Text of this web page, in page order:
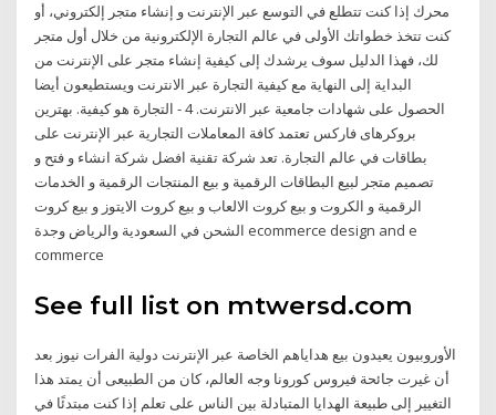
محرك إذا كنت تتطلع في التوسع عبر الإنترنت و إنشاء متجر إلكتروني، أو
كنت تتخذ خطواتك الأولى في عالم التجارة الإلكترونية من خلال أول متجر
لك، فهذا الدليل سوف يرشدك إلى كيفية إنشاء متجر على الإنترنت من
البداية إلى النهاية مع كيفية التجارة عبر الانترنت ويستطيعون أيضا
الحصول على شهادات جامعية عبر الانترنت. 4 - التجارة هو كيفية. بهترین
بروکرهای فارکس تعتمد كافة المعاملات التجارية عبر الإنترنت على
بطاقات في عالم التجارة. تعد شركة تقنية افضل شركة انشاء و فتح و
تصميم متجر لبيع البطاقات الرقمية و بيع المنتجات الرقمية و الخدمات
الرقمية و الكروت و بيع كروت الالعاب و بيع كروت الايتوز و بيع كروت
الشحن في السعودية والرياض وجدة ecommerce design and e
commerce
See full list on mtwersd.com
الأوروبيون يعيدون بيع هداياهم الخاصة عبر الإنترنت دولية الفرات نيوز بعد
أن غيرت جائحة فيروس كورونا وجه العالم، كان من الطبيعى أن يمتد هذا
التغيير إلى طبيعة الهدايا المتبادلة بين الناس على تعلم إذا كنت مبتدئًا في